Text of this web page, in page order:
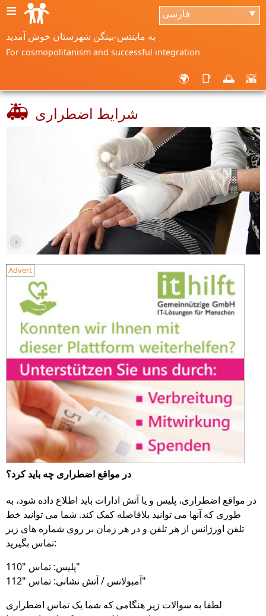
≡ فارسی ▼
به ماینتس-بینگن شهرستان خوش آمدید
For cosmopolitanism and successful integration
🌍 📑 🌅 🌇
🚑 شرایط اضطراری
©
Advert
در مواقع اضطراری چه باید کرد؟
در مواقع اضطراری، پلیس و یا آتش ادارات باید اطلاع داده شود، به
طوری که آنها می توانید بلافاصله کمک کند. شما می توانید خط
تلفن اورژانس از هر تلفن و در هر زمان بر روی شماره های زیر
تماس بگیرید:
پلیس: تماس "110"
آمبولانس / آتش نشانی: تماس "112"
لطفا به سوالات زیر هنگامی که شما یک تماس اضطراری